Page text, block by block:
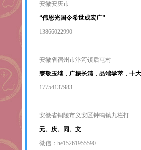
安徽安庆市
“伟恩光国令希世成宏广”
13866022990
安徽省宿州市汴河镇后屯村
宗敬玉继，广振长清，品端学萃，十
17754137983
安徽省铜陵市义安区钟鸣镇九栏打
元、庆、同、文
微信：he15261955590